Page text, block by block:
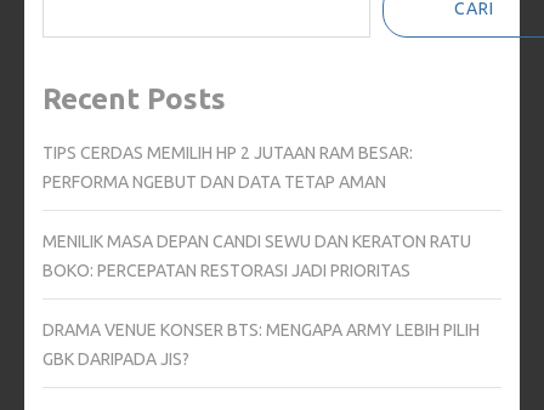
CARI
Recent Posts
TIPS CERDAS MEMILIH HP 2 JUTAAN RAM BESAR:
PERFORMA NGEBUT DAN DATA TETAP AMAN
MENILIK MASA DEPAN CANDI SEWU DAN KERATON RATU
BOKO: PERCEPATAN RESTORASI JADI PRIORITAS
DRAMA VENUE KONSER BTS: MENGAPA ARMY LEBIH PILIH
GBK DARIPADA JIS?